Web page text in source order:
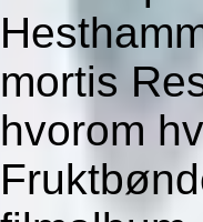
mortis
hvorom